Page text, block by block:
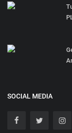
SOCIAL MEDIA